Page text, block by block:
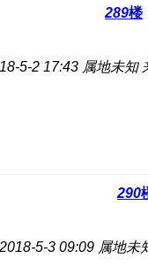
289楼
5-2 17:43 属地未知
290
5-3 09:09 属地未